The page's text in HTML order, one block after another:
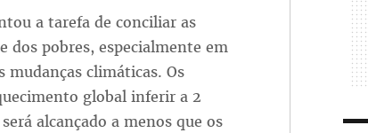
a tarefa de conciliar as
dos pobres, especialmente em
mudanças climáticas. Os
global inferir a 2
alcançado a menos que os